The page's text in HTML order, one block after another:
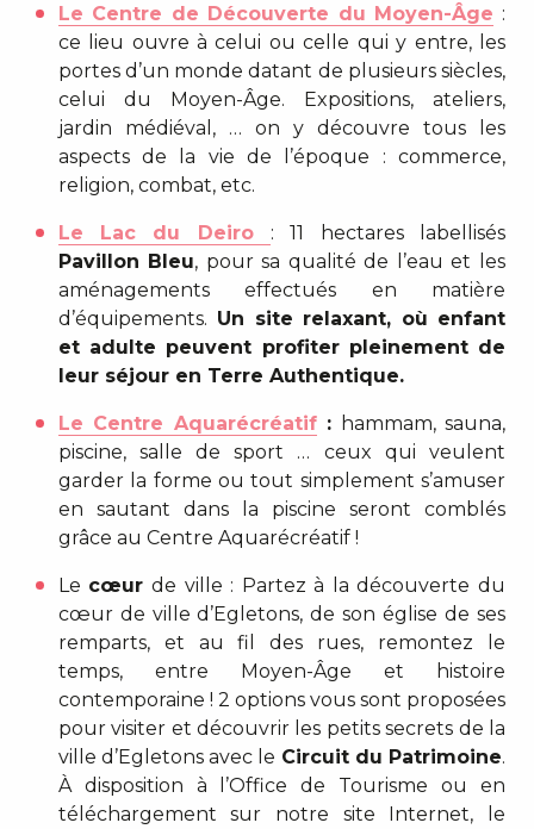
Le Centre de Découverte du Moyen-Âge :
ce lieu ouvre à celui ou celle qui y entre, les
portes d’un monde datant de plusieurs siècles,
celui du Moyen-Âge. Expositions, ateliers,
jardin médiéval, … on y découvre tous les
aspects de la vie de l’époque : commerce,
religion, combat, etc.
Le Lac du Deiro : 11 hectares labellisés
Pavillon Bleu, pour sa qualité de l’eau et les
aménagements effectués en matière
d’équipements. Un site relaxant, où enfant
et adulte peuvent profiter pleinement de
leur séjour en Terre Authentique.
Le Centre Aquarécréatif: hammam, sauna,
piscine, salle de sport … ceux qui veulent
garder la forme ou tout simplement s’amuser
en sautant dans la piscine seront comblés
grâce au Centre Aquarécréatif !
Le cœur de ville : Partez à la découverte du
cœur de ville d’Egletons, de son église de ses
remparts, et au fil des rues, remontez le
temps, entre Moyen-Âge et histoire
contemporaine ! 2 options vous sont proposées
pour visiter et découvrir les petits secrets de la
ville d’Egletons avec le Circuit du Patrimoine.
À disposition à l’Office de Tourisme ou en
téléchargement sur notre site Internet, le